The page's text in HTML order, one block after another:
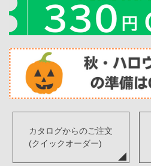
カタログからのご注文
(クイックオーダー)